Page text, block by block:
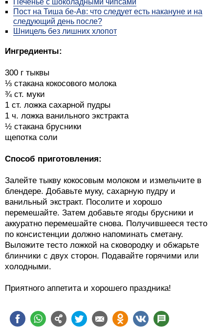
следующий день после?
Шницель без лишних хлопот
Ингредиенты:
300 г тыквы
⅓ стакана кокосового молока
¾ ст. муки
1 ст. ложка сахарной пудры
1 ч. ложка ванильного экстракта
½ стакана брусники
щепотка соли
Способ приготовления:
Залейте тыкву кокосовым молоком и измельчите в
блендере. Добавьте муку, сахарную пудру и
ванильный экстракт. Посолите и хорошо
перемешайте. Затем добавьте ягоды брусники и
аккуратно перемешайте снова. Получившееся тесто
по консистенции должно напоминать сметану.
Выложите тесто ложкой на сковородку и обжарьте
блинчики с двух сторон. Подавайте горячими или
холодными.
Приятного аппетита и хорошего праздника!
Комментарии, содержащие оскорбления и